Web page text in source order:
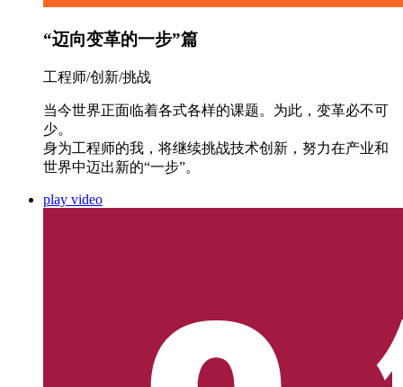
“迈向变革的一步”篇
工程师/创新/挑战
当今世界正面临着各式各样的课题。为此，变革必不可
少。
身为工程师的我，将继续挑战技术创新，努力在产业和
世界中迈出新的“一步”。
play video